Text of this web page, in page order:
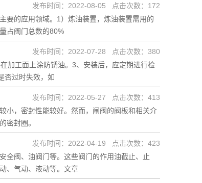
要的应用领域。1）炼油装置，炼油装置需用的
占阀门总数的80%
发布时间：2022-08-05 点击次数：172
加工面上涂防锈油。3、安装后，应定期进行检
否过时失效，如
发布时间：2022-07-28 点击次数：380
小，密封性能较好。然而，闸阀的阀板和相关介
密封圈。
发布时间：2022-05-27 点击次数：413
全阀、油阀门等。这些阀门的作用油截止、止
、气动、液动等。文章
发布时间：2022-04-19 点击次数：423